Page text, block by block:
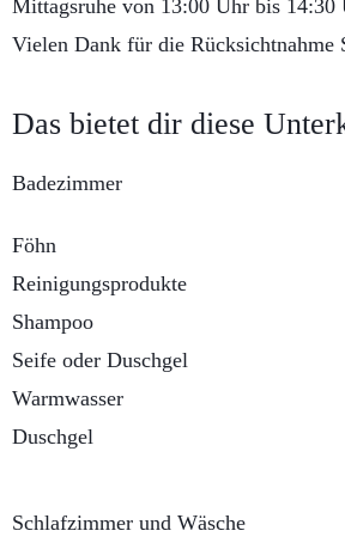
Mittagsruhe von 13:00 Uhr bis 14:30
Vielen Dank für die Rücksichtnahme
Das bietet dir diese
Badezimmer
Föhn
Reinigungsprodukte
Shampoo
Seife oder Duschgel
Warmwasser
Duschgel
Schlafzimmer und Wäsche